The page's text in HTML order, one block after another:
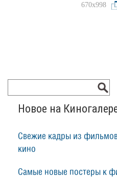
670x998
Новое на
Свежие кадры из
кино
Самые новые постеры к